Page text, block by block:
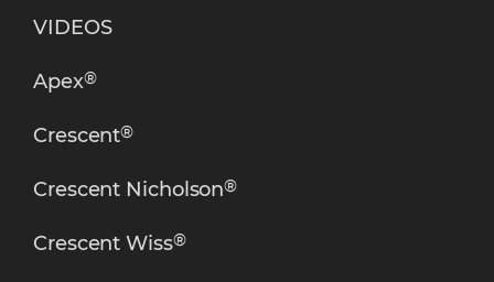
VIDEOS
Apex®
Crescent®
Crescent Nicholson®
Crescent Wiss®